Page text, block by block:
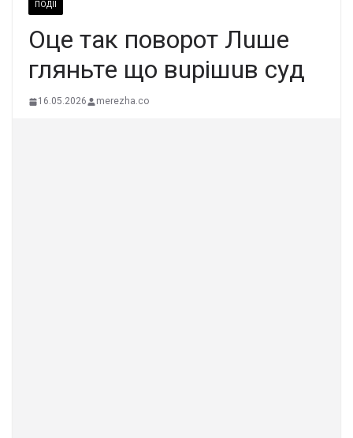
ПОДІЇ
Oцe тaк пoвopoт Лuшe
гляньтe щo вupiшuв cyд
16.05.2026 merezha.co